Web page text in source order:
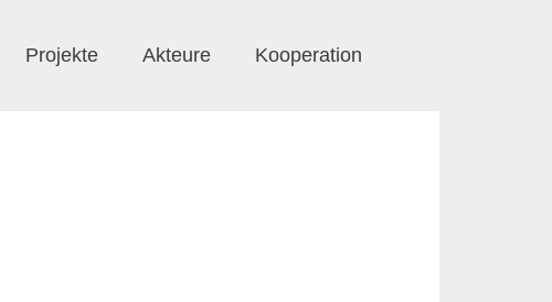
Projekte Akteure Kooperation